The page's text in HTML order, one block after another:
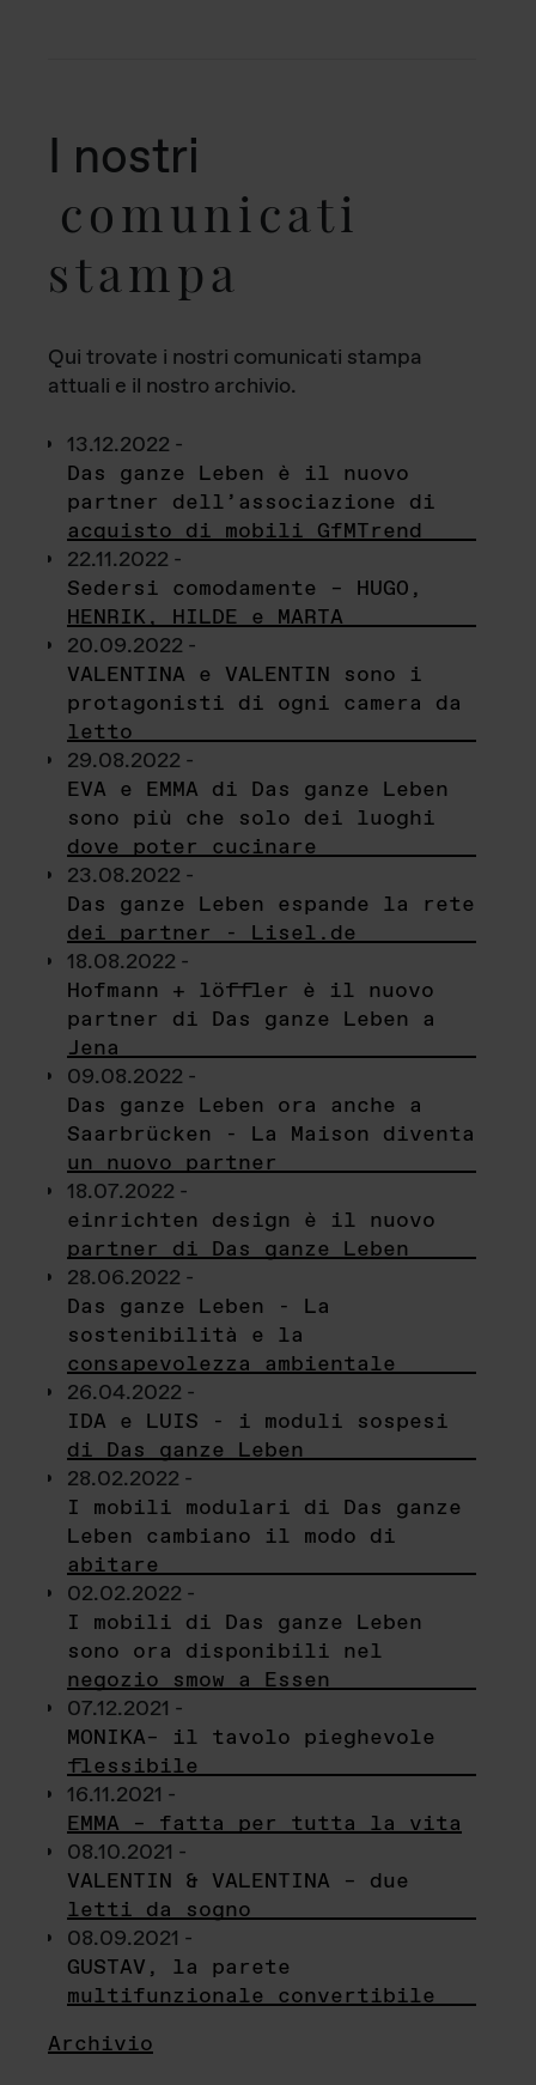
I nostri
comunicati
stampa
Qui trovate i nostri comunicati stampa
attuali e il nostro archivio.
13.12.2022 -
Das ganze Leben è il nuovo
partner dell’associazione di
acquisto di mobili GfMTrend
22.11.2022 -
Sedersi comodamente – HUGO,
HENRIK, HILDE e MARTA
20.09.2022 -
VALENTINA e VALENTIN sono i
protagonisti di ogni camera da
letto
29.08.2022 -
EVA e EMMA di Das ganze Leben
sono più che solo dei luoghi
dove poter cucinare
23.08.2022 -
Das ganze Leben espande la rete
dei partner - Lisel.de
18.08.2022 -
Hofmann + löffler è il nuovo
partner di Das ganze Leben a
Jena
09.08.2022 -
Das ganze Leben ora anche a
Saarbrücken - La Maison diventa
un nuovo partner
18.07.2022 -
einrichten design è il nuovo
partner di Das ganze Leben
28.06.2022 -
Das ganze Leben - La
sostenibilità e la
consapevolezza ambientale
26.04.2022 -
IDA e LUIS - i moduli sospesi
di Das ganze Leben
28.02.2022 -
I mobili modulari di Das ganze
Leben cambiano il modo di
abitare
02.02.2022 -
I mobili di Das ganze Leben
sono ora disponibili nel
negozio smow a Essen
07.12.2021 -
MONIKA– il tavolo pieghevole
flessibile
16.11.2021 -
EMMA – fatta per tutta la vita
08.10.2021 -
VALENTIN & VALENTINA – due
letti da sogno
08.09.2021 -
GUSTAV, la parete
multifunzionale convertibile
Archivio